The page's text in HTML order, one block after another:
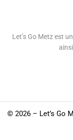
Let’s Go Metz est
© 2026 – Let’s Go